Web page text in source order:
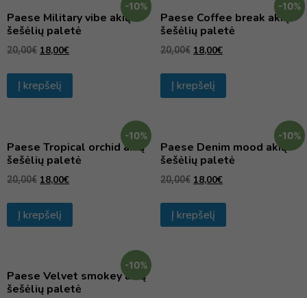
-10%
Paese Military vibe akių
šešėlių paletė
20,00€ 18,00€
Į krepšelį
-10%
Paese Coffee break akių
šešėlių paletė
20,00€ 18,00€
Į krepšelį
-10%
Paese Tropical orchid akių
šešėlių paletė
20,00€ 18,00€
Į krepšelį
-10%
Paese Denim mood akių
šešėlių paletė
20,00€ 18,00€
Į krepšelį
-10%
Paese Velvet smokey akių
šešėlių paletė